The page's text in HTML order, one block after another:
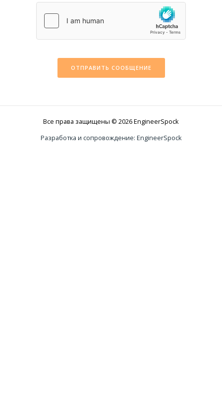
ОТПРАВИТЬ СООБЩЕНИЕ
Все права защищены © 2026 EngineerSpock
Разработка и сопровождение: EngineerSpock